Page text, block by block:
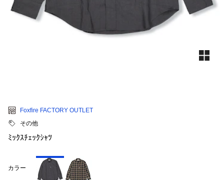
Foxfire FACTORY OUTLET
その他
ﾐｯｸｽﾁｪｯｸｼｬﾂ
カラー